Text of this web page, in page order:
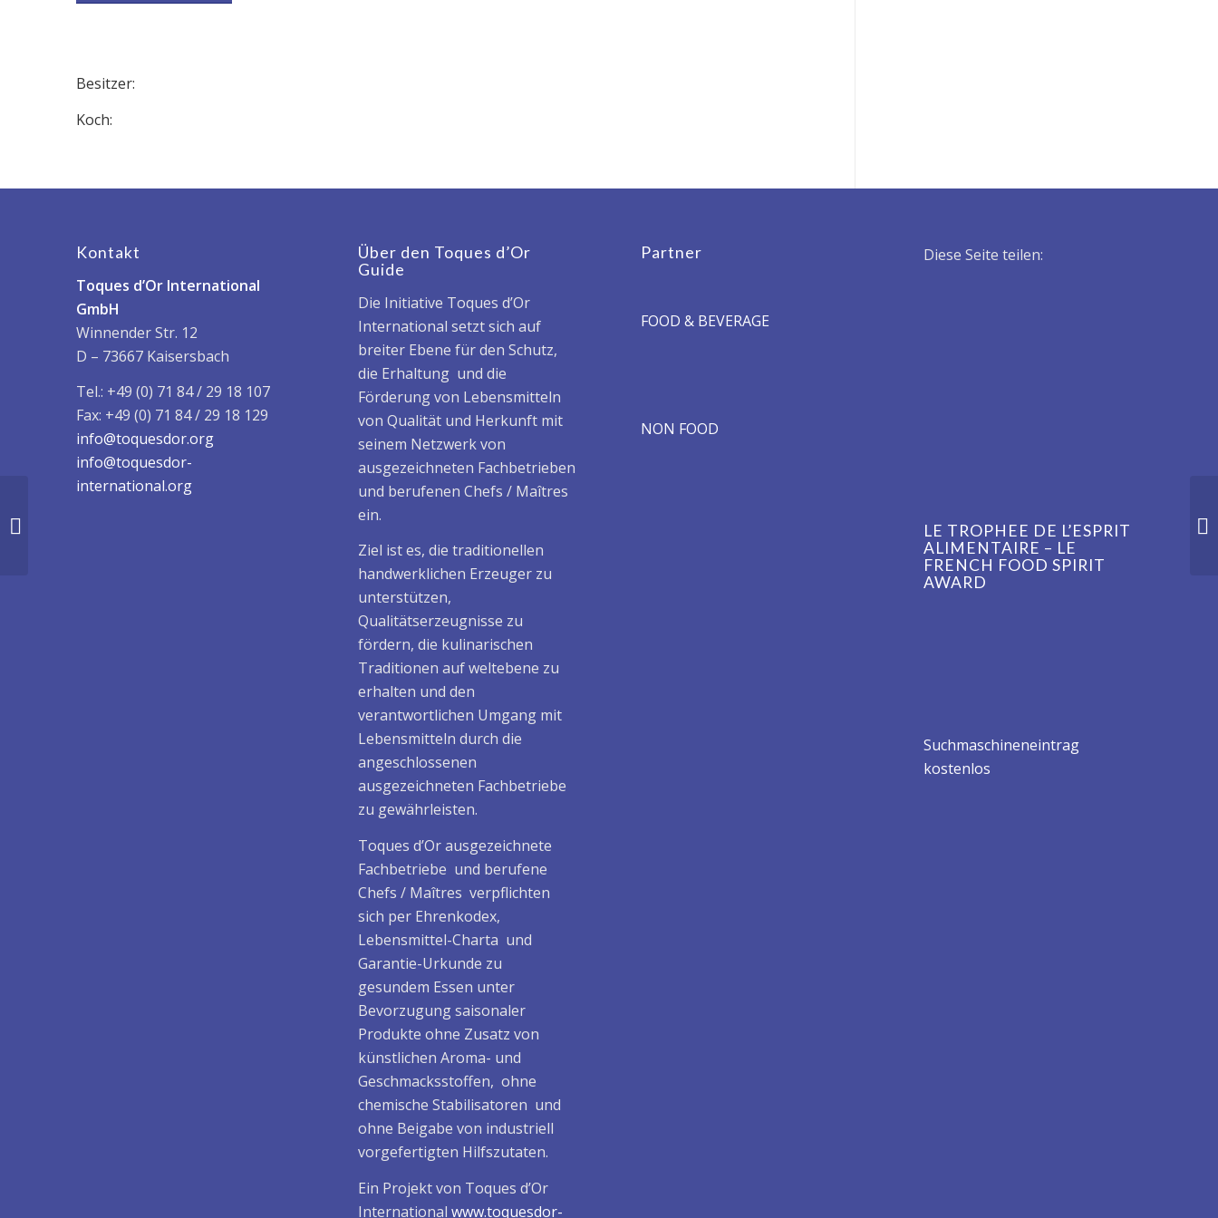
Besitzer:
Koch:
Kontakt
Toques d’Or International
GmbH
Winnender Str. 12
D – 73667 Kaisersbach
Tel.: +49 (0) 71 84 / 29 18 107
Fax: +49 (0) 71 84 / 29 18 129
info@toquesdor.org
info@toquesdor-
international.org
Über den Toques d’Or
Guide
Die Initiative Toques d’Or
International setzt sich auf
breiter Ebene für den Schutz,
die Erhaltung und die
Förderung von Lebensmitteln
von Qualität und Herkunft mit
seinem Netzwerk von
ausgezeichneten Fachbetrieben
und berufenen Chefs / Maîtres
ein.
Ziel ist es, die traditionellen
handwerklichen Erzeuger zu
unterstützen,
Qualitätserzeugnisse zu
fördern, die kulinarischen
Traditionen auf weltebene zu
erhalten und den
verantwortlichen Umgang mit
Lebensmitteln durch die
angeschlossenen
ausgezeichneten Fachbetriebe
zu gewährleisten.
Toques d’Or ausgezeichnete
Fachbetriebe und berufene
Chefs / Maîtres verpflichten
sich per Ehrenkodex,
Lebensmittel-Charta und
Garantie-Urkunde zu
gesundem Essen unter
Bevorzugung saisonaler
Produkte ohne Zusatz von
künstlichen Aroma- und
Geschmacksstoffen, ohne
chemische Stabilisatoren und
ohne Beigabe von industriell
vorgefertigten Hilfszutaten.
Ein Projekt von Toques d’Or
Internationalwww.toquesdor-
Partner
FOOD & BEVERAGE
NON FOOD
Diese Seite teilen:
LE TROPHEE DE L’ESPRIT
ALIMENTAIRE – LE
FRENCH FOOD SPIRIT
AWARD
Suchmaschineneintrag
kostenlos